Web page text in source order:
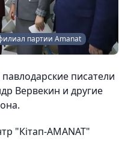
партии Amanat
писатели
Вервекин и другие
"Кітап-AMANAT"